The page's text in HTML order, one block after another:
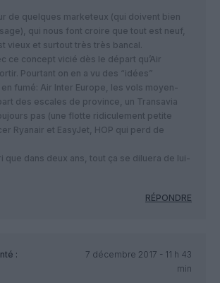
de quelques marketeux (qui doivent bien
qui nous font croire que tout est neuf,
vieux et surtout très très bancal.
ce concept vicié dès le départ qu’Air
Pourtant on en a vu des “idées”
fumé: Air Inter Europe, les vols moyen-
des escales de province, un Transavia
pas (une flotte ridiculement petite
Ryanair et EasyJet, HOP qui perd de
que dans deux ans, tout ça se diluera de lui-
RÉPONDRE
:
7 décembre 2017 - 11 h 43
min